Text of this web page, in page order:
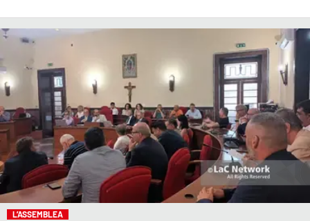
ANDROID
APPLE
L’ASSEMBLEA